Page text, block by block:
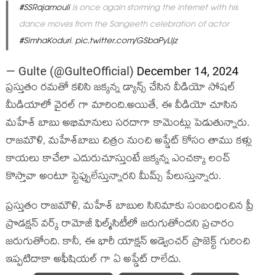
#SSRajamouliis once again storming the internet with his
dance moves from the Sangeeth celebration of actor
#SimhaKoduri.pic.twitter.com/GSbaPyLljz
— Gulte (@GulteOfficial) December 14, 2024
ప్రస్తుతం రమతో కలిసి జక్కన్న డ్యాన్స్ చేసిన వీడియో సోషల్
మీడియాలో వైరల్ గా మారింది.అయితే, ఈ వీడియో చూసిన
మహేశ్ బాబు అభిమానులు సరదాగా కామెంట్లు పెడుతున్నారు.
రాజమౌళి, మహేశ్‌బాబు చిత్రం నుంచి అప్డేట్ కోసం తాము కళ్లు
కాయలు కాచేలా ఎదురుచూస్తుంటే జక్కన్న ఎంచక్కా లంచ్
కొస్తావా అంటూ స్టెప్పులేస్తున్నారని మీమ్స్ పేలుస్తున్నారు.
ప్రస్తుతం రాజమౌళి, మహేశ్ బాబుల సినిమాకు సంబంధించిన ప్రీ
ప్రొడక్షన్‌ వర్క్ రామోజీ ఫిల్మ్‌సిటీలో జరుగుతోందని ప్రచారం
జరుగుతోంది. కానీ, ఈ భారీ యాక్షన్ అడ్వెంచర్ ప్రాజెక్ట్ గురించి
ఇప్పటిదాకా అఫీషియల్ గా ఏ అప్డేట్ రాలేదు.